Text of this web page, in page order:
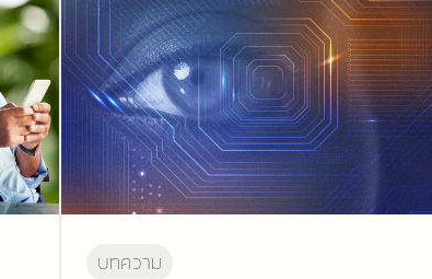
บทความ